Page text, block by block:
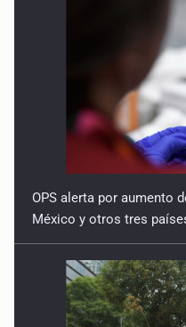
OPS alerta por aumento
México y otros tres